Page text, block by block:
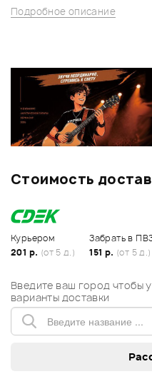
Подробное описание
Стоимость
Курьером
201 р. (от 5 д.)
Забрать в
151 р. (от 5 д.)
Введите ваш город чтобы
варианты доставки